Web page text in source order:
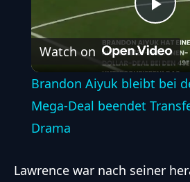
Play
Watch on
Brandon Aiyuk bleibt bei
Mega-Deal beendet
Drama
Lawrence war nach seiner